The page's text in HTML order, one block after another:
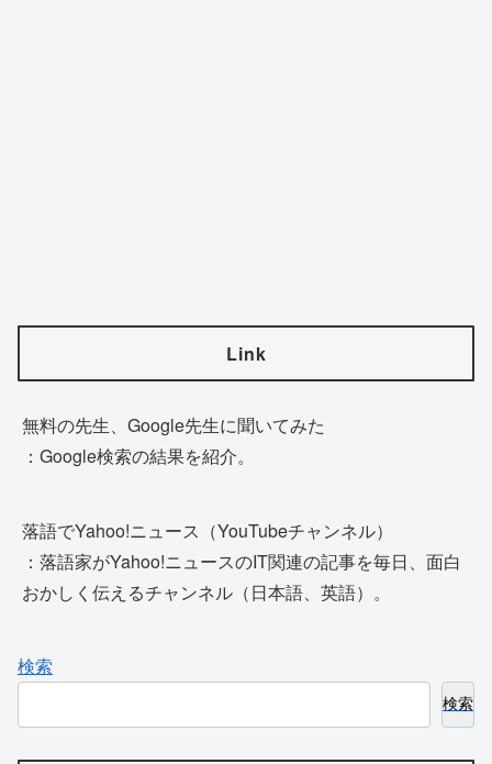
Link
無料の先生、Google先生に聞いてみた
：Google検索の結果を紹介。
落語でYahoo!ニュース（YouTubeチャンネル）
：落語家がYahoo!ニュースのIT関連の記事を毎日、面白
おかしく伝えるチャンネル（日本語、英語）。
検索
検索